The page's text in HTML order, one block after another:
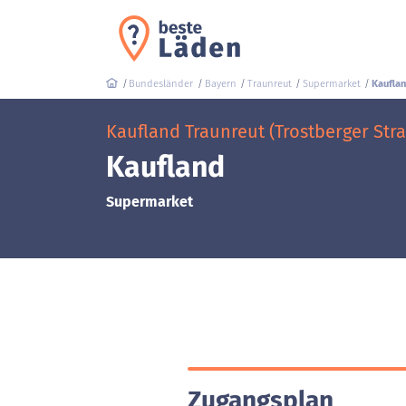
Bundesländer Bayern Traunreut Supermarket
Kaufland Traunreut (Trostberger
Kaufland
Supermarket